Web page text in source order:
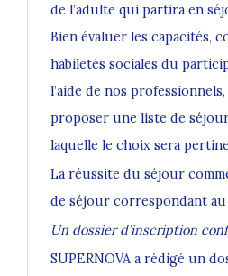
de l’adulte qui partira en
Bien évaluer les capacités,
habiletés sociales du
l’aide de nos
proposer une liste de
laquelle le choix sera
La réussite du séjour
de séjour correspondant
Un dossier d’inscription
SUPERNOVA a rédigé un